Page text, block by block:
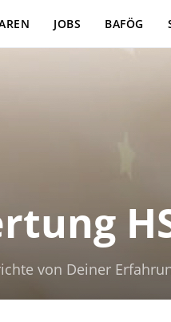
JOBS BAFÖG
von Deiner